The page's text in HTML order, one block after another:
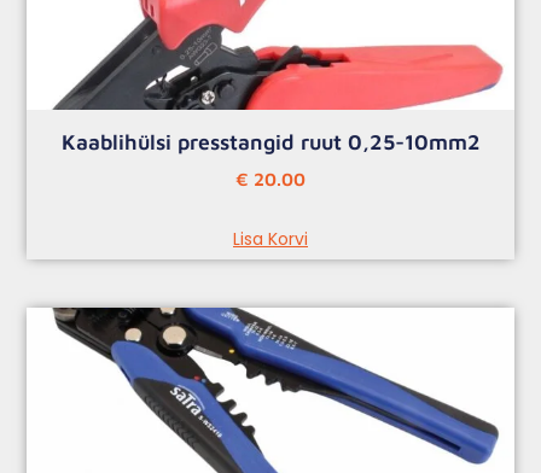
Kaablihülsi presstangid ruut 0,25-10mm2
€ 20.00
Lisa Korvi